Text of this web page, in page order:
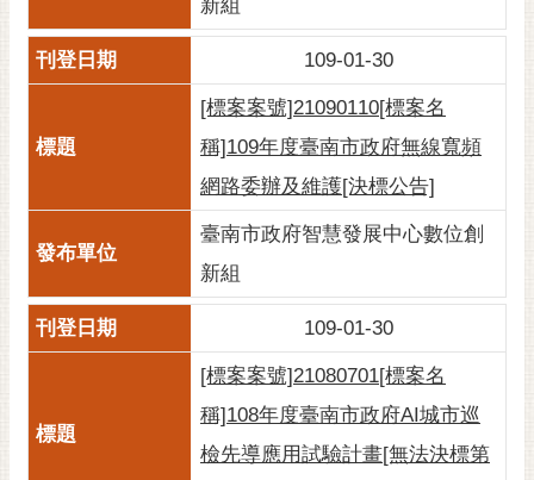
新組
109-01-30
[標案案號]21090110[標案名
稱]109年度臺南市政府無線寬頻
網路委辦及維護[決標公告]
臺南市政府智慧發展中心數位創
新組
109-01-30
[標案案號]21080701[標案名
稱]108年度臺南市政府AI城市巡
檢先導應用試驗計畫[無法決標第